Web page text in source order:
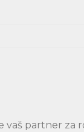
vaš partner za